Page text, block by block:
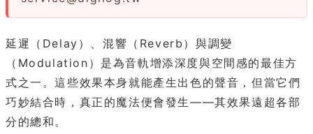
延遲（Delay）、混響（Reverb）與調變
（Modulation）是為音軌增添深度與空間感的最佳方
式之一。這些效果本身就能產生出色的聲音，但當它們
巧妙結合時，真正的魔法便會發生——其效果遠超各部
分的總和。